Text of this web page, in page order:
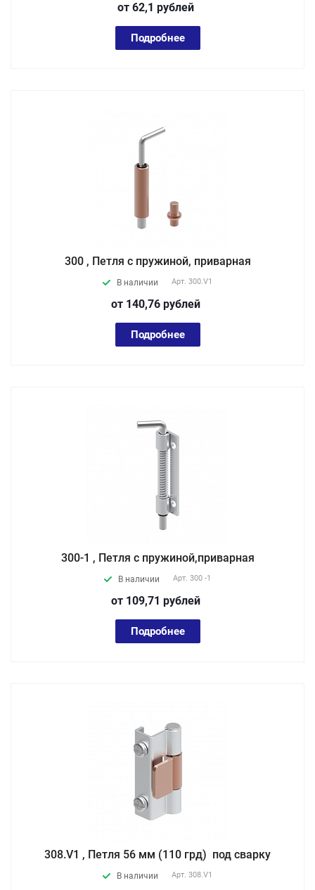
от 62,1 рублей
Подробнее
300 , Петля с пружиной, приварная
В наличии Арт. 300.V1
от 140,76 рублей
Подробнее
300-1 , Петля с пружиной,приварная
В наличии Арт. 300 -1
от 109,71 рублей
Подробнее
308.V1 , Петля 56 мм (110 грд) под сварку
В наличии Арт. 308.V1